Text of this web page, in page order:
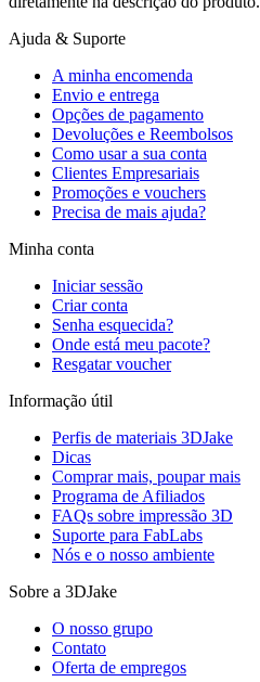
Ajuda & Suporte
A minha encomenda
Envio e entrega
Opções de pagamento
Devoluções e Reembolsos
Como usar a sua conta
Clientes Empresariais
Promoções e vouchers
Precisa de mais ajuda?
Minha conta
Iniciar sessão
Criar conta
Senha esquecida?
Onde está meu pacote?
Resgatar voucher
Informação útil
Perfis de materiais 3DJake
Dicas
Comprar mais, poupar mais
Programa de Afiliados
FAQs sobre impressão 3D
Suporte para FabLabs
Nós e o nosso ambiente
Sobre a 3DJake
O nosso grupo
Contato
Oferta de empregos